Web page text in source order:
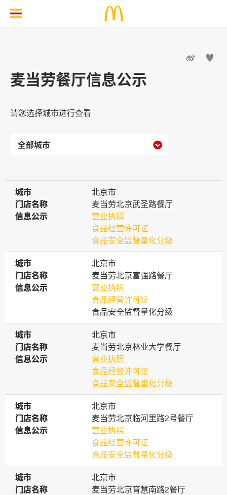
 
麦当劳餐厅信息公示
请您选择城市进行查看

城市
城市
北京市
门店名称
门店名称
麦当劳北京武圣路餐厅
信息公示
信息公示
营业执照
食品经营许可证
食品安全监督量化分级
城市
城市
北京市
门店名称
门店名称
麦当劳北京富强路餐厅
信息公示
信息公示
营业执照
食品经营许可证
食品安全监督量化分级
城市
城市
北京市
门店名称
门店名称
麦当劳北京林业大学餐厅
信息公示
信息公示
营业执照
食品经营许可证
食品安全监督量化分级
城市
城市
北京市
门店名称
门店名称
麦当劳北京临河里路2号餐厅
信息公示
信息公示
营业执照
食品经营许可证
食品安全监督量化分级
城市
城市
北京市
门店名称
门店名称
麦当劳北京育慧南路2餐厅